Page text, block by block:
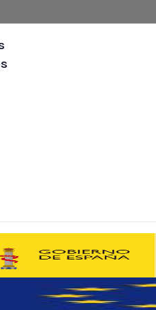
o I+D necesita diferentes
tiene perfiles técnicos y
de cabeza era
lo traspasas a
verdades inmutables. La